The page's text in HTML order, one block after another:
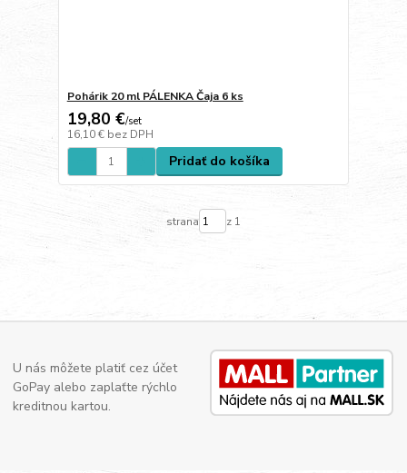
Pohárik 20 ml PÁLENKA Čaja 6 ks
19,80 €/set
16,10 € bez DPH
Pridať do košíka
strana z 1
U nás môžete platiť cez účet
GoPay alebo zaplaťte rýchlo
kreditnou kartou.